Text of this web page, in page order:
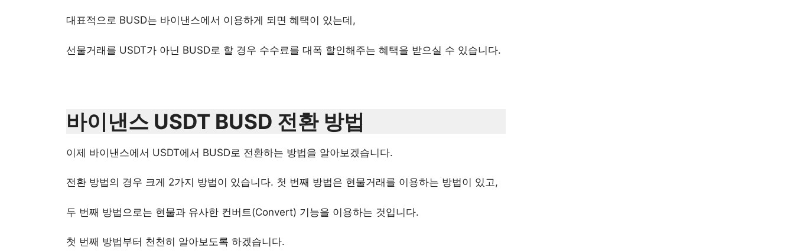
대표적으로 BUSD는 바이낸스에서 이용하게 되면 혜택이 있는데,
선물거래를 USDT가 아닌 BUSD로 할 경우 수수료를 대폭 할인해주는 혜택을 받으실 수 있습니다.
바이낸스 USDT BUSD 전환 방법
이제 바이낸스에서 USDT에서 BUSD로 전환하는 방법을 알아보겠습니다.
전환 방법의 경우 크게 2가지 방법이 있습니다. 첫 번째 방법은 현물거래를 이용하는 방법이 있고,
두 번째 방법으로는 현물과 유사한 컨버트(Convert) 기능을 이용하는 것입니다.
첫 번째 방법부터 천천히 알아보도록 하겠습니다.